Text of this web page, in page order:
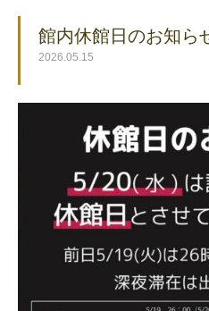
館内休館日のお知ら
2026.05.15